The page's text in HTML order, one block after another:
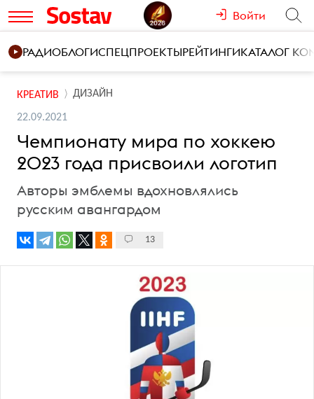
Войти
РАДИОБЛОГИСПЕЦПРОЕКТЫРЕЙТИНГИКАТАЛОГ
КРЕАТИВ ДИЗАЙН
22.09.2021
Чемпионату мира по хоккею
2023 года присвоили логотип
Авторы эмблемы вдохновлялись
русским авангардом
13